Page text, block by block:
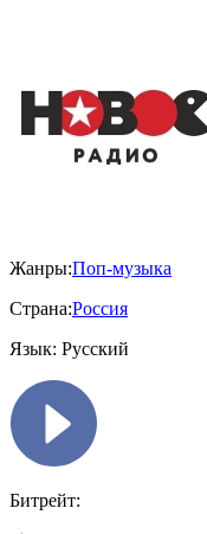
Жанры:Поп-музыка
Страна:Россия
Язык: Русский
Битрейт: